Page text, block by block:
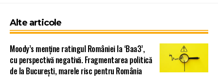
Alte articole
Moody’s menține ratingul României la ‘Baa3’,
cu perspectivă negativă. Fragmentarea politică
de la București, marele risc pentru România